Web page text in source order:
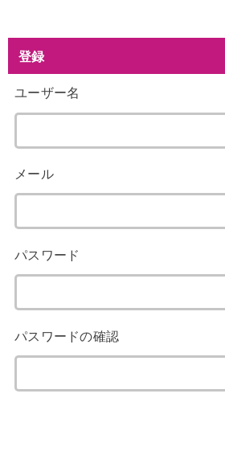
登録
ユーザー名
メール
パスワード
パスワードの確認